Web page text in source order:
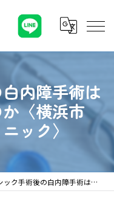
内障手術は
か〈横浜市
ック〉
後の白内障手術はなぜ注意が必要なのか〈横浜市 梅の木眼科クリニック〉